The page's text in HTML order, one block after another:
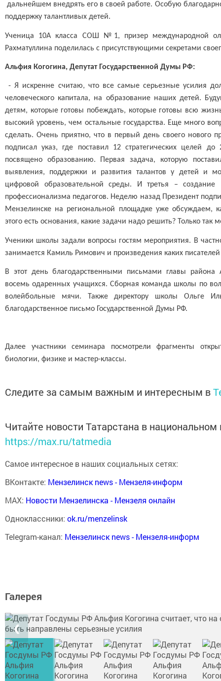
дальнейшем внедрять его в своей работе. Особую
поддержку талантливых детей.
Ученица 10А класса СОШ №1, призер международной
Рахматуллина поделилась с присутствующими секретами
Альфия Когогина, Депутат Государственной Думы РФ:
- Я искренне считаю, что все самые серьезные усилия
человеческого капитала, на образование наших детей.
детям, которые готовы побеждать, которые готовы всю
высокий уровень, чем остальные государства. Еще много
сделать. Очень приятно, что в первый день своего нового
подписал указ, где поставил 12 стратегических целей
посвящено образованию. Первая задача, которую
выявления, поддержки и развития талантов у детей и
цифровой образовательной среды. И третья –
профессионализма педагогов. Неделю назад Президент
Мензелинске на региональной площадке уже обсуждаем,
этого есть основания, какие задачи надо решить? Только так
Ученики школы задали вопросы гостям мероприятия. В
занимается Камиль Римович и произведения каких
В этот день благодарственными письмами главы
восемь одаренных учащихся. Сборная команда школы по
волейбольные мячи. Также директору школы Ольге
благодарственное письмо Государственной Думы РФ.
Далее участники семинара посмотрели фрагменты
биологии, физике и мастер-классы.
Следите за самым важным и интересным в
Читайте новости Татарстана в
https://max.ru/tatmedia
Самое интересное в наших социальных сетях:
ВКонтакте: Мензелинск news - Мензеля-информ
MAX: Новости Мензелинска - Мензеля онлайн
Одноклассники: ok.ru/menzelinsk
Telegram-канал: Мензелинск news - Мензеля-информ
Галерея
❮